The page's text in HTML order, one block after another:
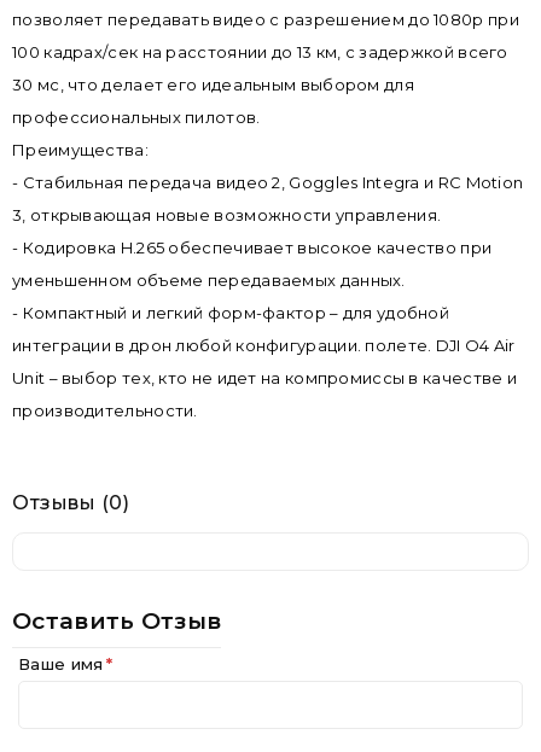
позволяет передавать видео с разрешением до 1080p при
100 кадрах/сек на расстоянии до 13 км, с задержкой всего
30 мс, что делает его идеальным выбором для
профессиональных пилотов.
Преимущества:
- Стабильная передача видео 2, Goggles Integra и RC Motion
3, открывающая новые возможности управления.
- Кодировка H.265 обеспечивает высокое качество при
уменьшенном объеме передаваемых данных.
- Компактный и легкий форм-фактор – для удобной
интеграции в дрон любой конфигурации. полете. DJI O4 Air
Unit – выбор тех, кто не идет на компромиссы в качестве и
производительности.
Отзывы (0)
Оставить Отзыв
Ваше имя